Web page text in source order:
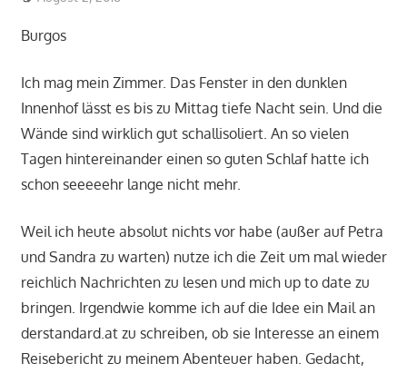
Burgos
Ich mag mein Zimmer. Das Fenster in den dunklen
Innenhof lässt es bis zu Mittag tiefe Nacht sein. Und die
Wände sind wirklich gut schallisoliert. An so vielen
Tagen hintereinander einen so guten Schlaf hatte ich
schon seeeeehr lange nicht mehr.
Weil ich heute absolut nichts vor habe (außer auf Petra
und Sandra zu warten) nutze ich die Zeit um mal wieder
reichlich Nachrichten zu lesen und mich up to date zu
bringen. Irgendwie komme ich auf die Idee ein Mail an
derstandard.at zu schreiben, ob sie Interesse an einem
Reisebericht zu meinem Abenteuer haben. Gedacht,